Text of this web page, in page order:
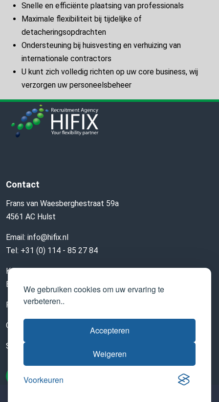
We gebruiken cookies om uw ervaring te
verbeteren..
Accepteren
Weigeren
Voorkeuren
Snelle en efficiënte plaatsing van professionals
Maximale flexibiliteit bij tijdelijke of
detacheringsopdrachten
Ondersteuning bij huisvesting en verhuizing van
internationale contractors
U kunt zich volledig richten op uw core business, wij
verzorgen uw personeelsbeheer
Contact
Frans van Waesberghestraat 59a
4561 AC Hulst
Email: info@hifix.nl
Tel: +31 (0) 114 - 85 27 84
KvK: 60128038
BTW nr: 853776179B01
Privacyverklaring
Over SNA
SNA certificaat
LinkedIn